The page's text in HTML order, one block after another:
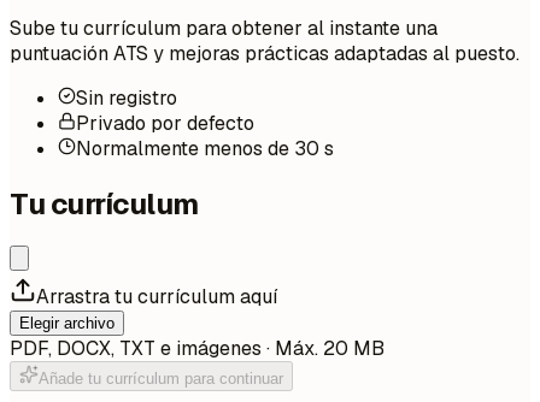
Sube tu currículum para obtener al instante una
puntuación ATS y mejoras prácticas adaptadas al puesto.
Sin registro
Privado por defecto
Normalmente menos de 30 s
Tu currículum
Arrastra tu currículum aquí
Elegir archivo
PDF, DOCX, TXT e imágenes · Máx. 20 MB
Añade tu currículum para continuar